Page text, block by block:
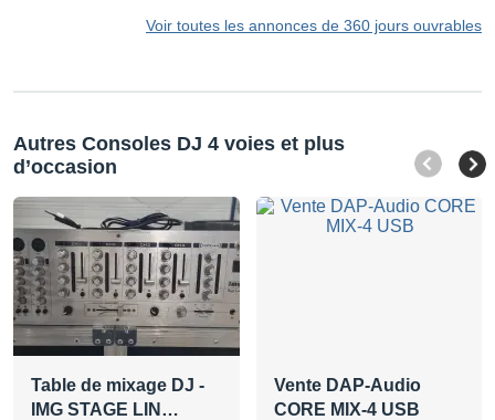
Voir toutes les annonces de 360 jours ouvrables
Autres Consoles DJ 4 voies et plus
d’occasion
Table de mixage DJ -
IMG STAGE LIN…
Vente DAP-Audio
CORE MIX-4 USB